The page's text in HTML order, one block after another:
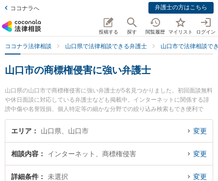
ココナラへ 弁護士の方はこちら
投稿する 探す 閲覧履歴 マイリスト ログイン
ココナラ法律相談 山口県で法律相談できる弁護士 山口市で法律相談で
山口市の商標権侵害に強い弁護士
山口県の山口市で商標権侵害に強い弁護士が5名見つかりました。初回面談無料
や休日面談に対応している弁護士なども掲載中。インターネットに関係する誹
謗中傷や名誉毀損、個人特定等の細かな分野での絞り込み検索もでき便利で
す。特にミチシルベ法律事務所の富岡 杏奈弁護士やミチシルベ法律事務所の川
上 弘達弁護士、県庁西門口法律事務所の中山 修司弁護士のプロフィール情報や
ル解決の実績豊富な近くの弁護士を検索したい』『初回相談無料で商標権侵害
を法律相談できる山口市内の弁護士に相談予約したい』などでお困りの相談者
さんにおすすめです。
エリア 山口県、山口市 変更
相談内容 インターネット、商標権侵害 変更
詳細条件 未選択 変更